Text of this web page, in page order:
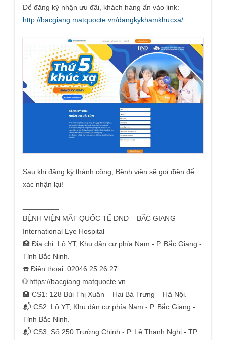
Để đăng ký nhận ưu đãi, khách hàng ấn vào link:
http://bacgiang.matquocte.vn/dangkykhamkhucxa/
Sau khi đăng ký thành công, Bệnh viện sẽ gọi điện để
xác nhận lại!
BỆNH VIỆN MẮT QUỐC TẾ DND – BẮC GIANG
International Eye Hospital
🏥 Địa chỉ: Lô YT, Khu dân cư phía Nam - P. Bắc Giang -
Tỉnh Bắc Ninh.
☎️ Điện thoại: 02046 25 26 27
🌐 https://bacgiang.matquocte.vn
🏨 CS1: 128 Bùi Thị Xuân – Hai Bà Trưng – Hà Nội.
📬 CS2: Lô YT, Khu dân cư phía Nam - P. Bắc Giang -
Tỉnh Bắc Ninh.
📬 CS3: Số 250 Trường Chinh - P. Lê Thanh Nghị - TP.